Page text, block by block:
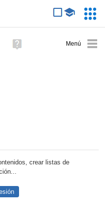
avanzada
Ayuda
(en
crear listas de